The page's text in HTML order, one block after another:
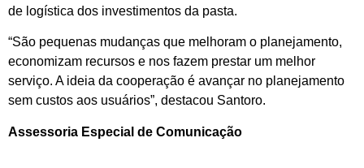
de logística dos investimentos da pasta.
“São pequenas mudanças que melhoram o planejamento,
economizam recursos e nos fazem prestar um melhor
serviço. A ideia da cooperação é avançar no planejamento
sem custos aos usuários”, destacou Santoro.
Assessoria Especial de Comunicação